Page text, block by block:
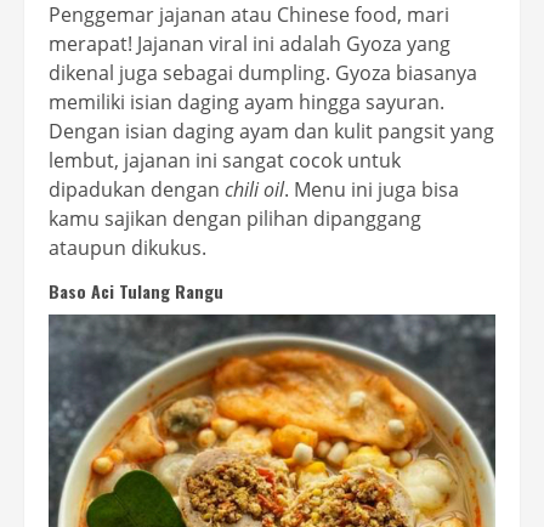
Penggemar jajanan atau Chinese food, mari
merapat! Jajanan viral ini adalah Gyoza yang
dikenal juga sebagai dumpling. Gyoza biasanya
memiliki isian daging ayam hingga sayuran.
Dengan isian daging ayam dan kulit pangsit yang
lembut, jajanan ini sangat cocok untuk
dipadukan dengan chili oil. Menu ini juga bisa
kamu sajikan dengan pilihan dipanggang
ataupun dikukus.
Baso Aci Tulang Rangu